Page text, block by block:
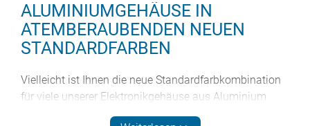
ALUMINIUMGEHÄUSE IN
ATEMBERAUBENDEN NEUEN
STANDARDFARBEN
Vielleicht ist Ihnen die neue Standardfarbkombination
für viele unserer Elektronikgehäuse aus Aluminium
bereits aufgefallen. Die Kombination aus Verkehrsweiß